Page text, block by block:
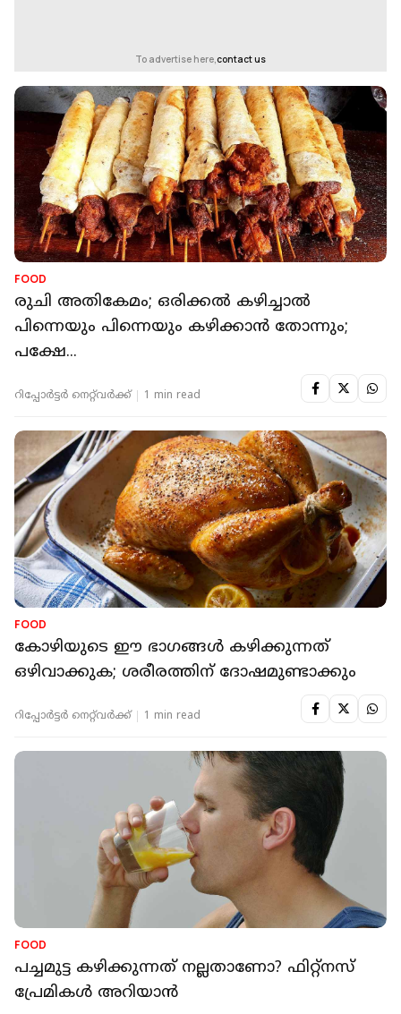
To advertise here,contact us
FOOD
രുചി അതികേമം; ഒരിക്കല്‍ കഴിച്ചാല്‍
പിന്നെയും പിന്നെയും കഴിക്കാന്‍ തോന്നും;
പക്ഷേ...
റിപ്പോർട്ടർ നെറ്റ്‌വര്‍ക്ക്‌ 1 min read
FOOD
കോഴിയുടെ ഈ ഭാഗങ്ങള്‍ കഴിക്കുന്നത്
ഒഴിവാക്കുക; ശരീരത്തിന് ദോഷമുണ്ടാക്കും
റിപ്പോർട്ടർ നെറ്റ്‌വര്‍ക്ക്‌ 1 min read
FOOD
പച്ചമുട്ട കഴിക്കുന്നത് നല്ലതാണോ? ഫിറ്റ്‌നസ്
പ്രേമികള്‍ അറിയാന്‍